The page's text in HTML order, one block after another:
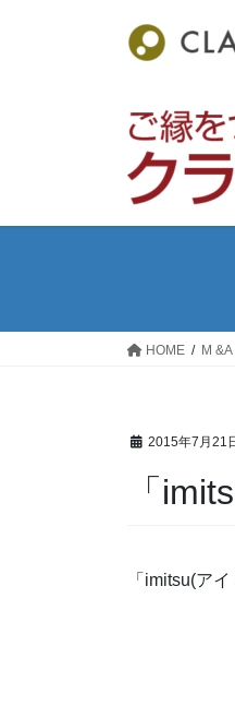
HOME M
2015年7月21
「
「imitsu(ア